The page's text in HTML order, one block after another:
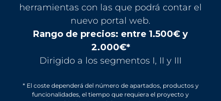
herramientas con las que podrá contar el
nuevo portal web.
Rango de precios: entre 1.500€ y
2.000€*
Dirigido a los segmentos I, II y III
* El coste dependerá del número de apartados, productos y
funcionalidades, el tiempo que requiera el proyecto y